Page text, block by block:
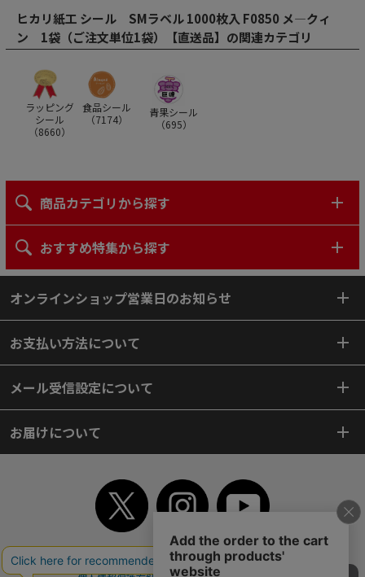
ヒカリ紙工 シール SMラベル 1000枚入 F0850 メ―クィ
ン 1袋（ご注文単位1袋）【直送品】の関連カテゴリ
ラッピング
シール
（8660）
食品シール
（7174）
青果シール
（695）
商品カテゴリから探す
おすすめ特集から探す
オンラインショップ営業日のお知らせ
お支払い方法について
メール受信設定について
お届けについて
TOP 初めてご利用のお客様へ ご利用案内
ご利用規約